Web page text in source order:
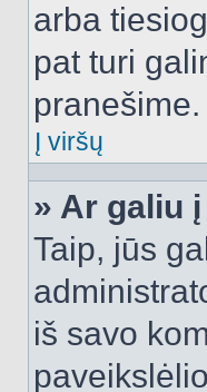
arba
pat turi
pranešime.
Į viršų
» Ar galiu
Taip, jūs
iš savo